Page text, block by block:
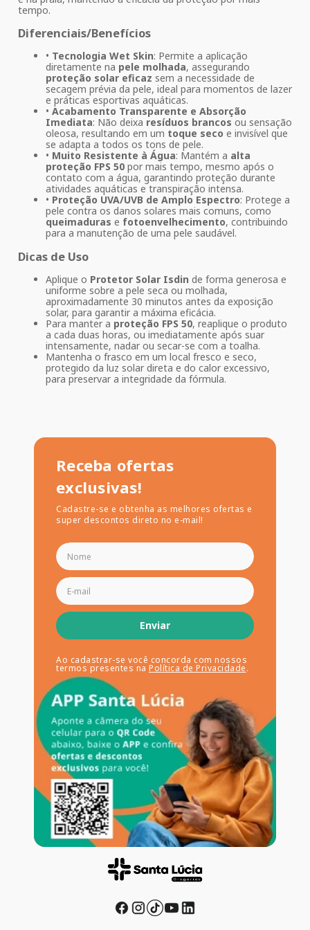
tempo.
Diferenciais/Benefícios
• Tecnologia Wet Skin: Permite a aplicação
diretamente na pele molhada, assegurando
proteção solar eficaz sem a necessidade de
secagem prévia da pele, ideal para momentos de lazer
e práticas esportivas aquáticas.
• Acabamento Transparente e Absorção
Imediata: Não deixa resíduos brancos ou sensação
oleosa, resultando em um toque seco e invisível que
se adapta a todos os tons de pele.
• Muito Resistente à Água: Mantém a alta
proteção FPS 50 por mais tempo, mesmo após o
contato com a água, garantindo proteção durante
atividades aquáticas e transpiração intensa.
• Proteção UVA/UVB de Amplo Espectro: Protege a
pele contra os danos solares mais comuns, como
queimaduras e fotoenvelhecimento, contribuindo
para a manutenção de uma pele saudável.
Dicas de Uso
Aplique o Protetor Solar Isdin de forma generosa e
uniforme sobre a pele seca ou molhada,
aproximadamente 30 minutos antes da exposição
solar, para garantir a máxima eficácia.
Para manter a proteção FPS 50, reaplique o produto
a cada duas horas, ou imediatamente após suar
intensamente, nadar ou secar-se com a toalha.
Mantenha o frasco em um local fresco e seco,
protegido da luz solar direta e do calor excessivo,
para preservar a integridade da fórmula.
Receba ofertas
exclusivas!
Cadastre-se e obtenha as melhores ofertas e
super descontos direto no e-mail!
Enviar
Ao cadastrar-se você concorda com nossos
termos presentes na Política de Privacidade.